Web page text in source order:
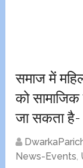
समाज में
को
जा सकता है-
News-Events,